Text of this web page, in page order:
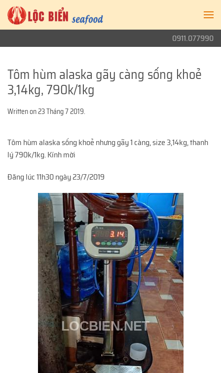
0911.077990
Tôm hùm alaska gãy càng sống khoẻ
3,14kg, 790k/1kg
Written on23 Tháng 7 2019.
Tôm hùm alaska sống khoẻ nhưng gãy 1 càng, size 3,14kg, thanh
lý 790k/1kg. Kính mời
Đăng lúc 11h30 ngày 23/7/2019